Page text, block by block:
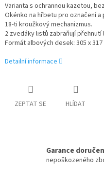
Varianta s ochrannou kazetou,
Okénko na hřbetu pro označení a
18-ti kroužkový mechanizmus.
2 zvedáky listů zabraňují přehnutí
Formát albových desek: 305 x 317
Detailní informace
ZEPTAT SE HLÍDAT
Garance
nepoškozeného